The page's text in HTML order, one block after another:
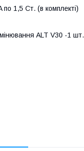
по 1,5 Ст. (в комплекті)
ALT V30 -1 шт.